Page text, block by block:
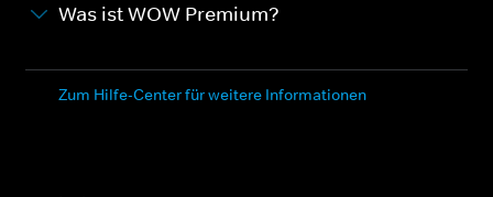
Was ist WOW Premium?
Zum Hilfe-Center für weitere Informationen